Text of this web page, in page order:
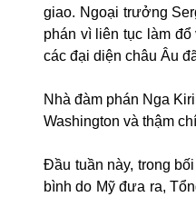
giao. Ngoại trưởng
phán vì liên tục làm
các đại diện châu Âu
Nhà đàm phán Nga
Washington và thậm
Đầu tuần này, trong
bình do Mỹ đưa ra,